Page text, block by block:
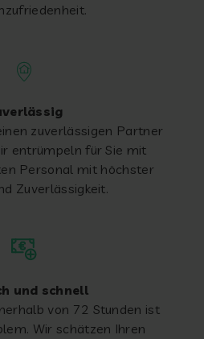
zuverlässigen Partner
entrümpeln für Sie mit
Personal mit höchster
Zuverlässigkeit.
und schnell
von 72 Stunden ist
Wir schätzen Ihren